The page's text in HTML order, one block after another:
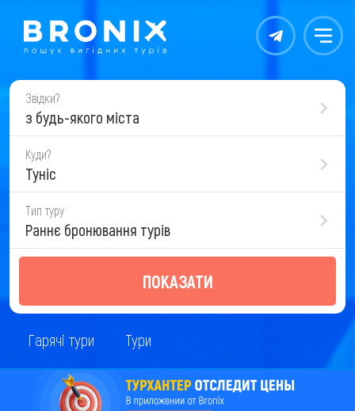
Контакты Меню
Звідки?
з будь-якого міста
Куди?
Туніс
Тип туру
Раннє бронювання турів
ПОКАЗАТИ
Гарячі тури Тури